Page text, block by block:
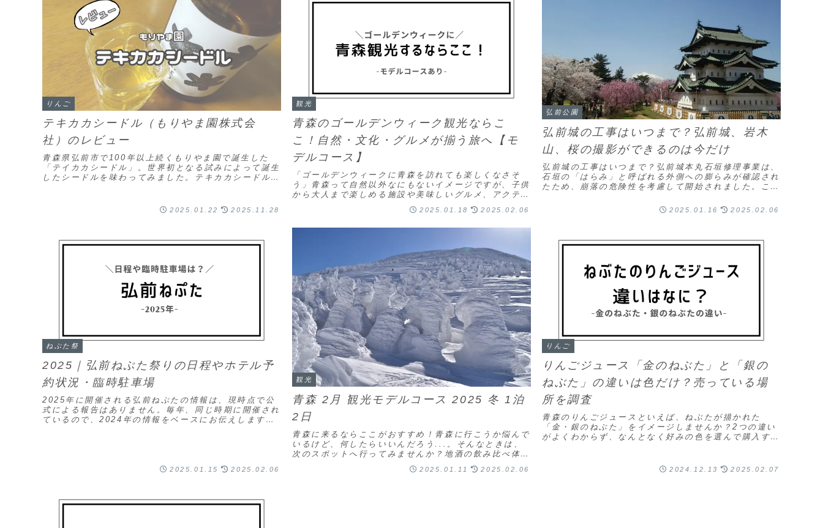
りんご
テキカカシードル（もりやま園株式会
社）のレビュー
青森県弘前市で100年以上続くもりやま園で誕生した
「テイカカシードル」。世界初となる試みによって誕生
したシードルを味わってみました。テキカカシードルと
2025.01.22 2025.11.28
観光
青森のゴールデンウィーク観光ならこ
こ！自然・文化・グルメが揃う旅へ【モ
デルコース】
「ゴールデンウィークに青森を訪れても楽しくなさそ
う」青森って自然以外なにもないイメージですが、子供
から大人まで楽しめる施設や美味しいグルメ、アクティ
ブ体験などが揃うエリアでもあるんです！今回は、ゴー
2025.01.18 2025.02.06
弘前公園
弘前城の工事はいつまで？弘前城、岩木
山、桜の撮影ができるのは今だけ
弘前城の工事はいつまで？弘前城本丸石垣修理事業は、
石垣の「はらみ」と呼ばれる外側への膨らみが確認され
たため、崩落の危険性を考慮して開始されました。この
2025.01.16 2025.02.06
ねぶた祭
2025｜弘前ねぷた祭りの日程やホテル予
約状況・臨時駐車場
2025年に開催される弘前ねぷたの情報は、現時点で公
式による報告はありません。毎年、同じ時期に開催され
ているので、2024年の情報をベースにお伝えします。
2025.01.15 2025.02.06
観光
青森 2月 観光モデルコース 2025 冬 1泊
2日
青森に来るならここがおすすめ！青森に行こうか悩んで
いるけど、何したらいいんだろう...。そんなときは、
次のスポットへ行ってみませんか？地酒の飲み比べ体の
芯から凍るように寒い青森の冬は、美味しい地酒で
2025.01.11 2025.02.06
りんご
りんごジュース「金のねぶた」と「銀の
ねぶた」の違いは色だけ？売っている場
所を調査
青森のりんごジュースといえば、ねぶたが描かれた
「金・銀のねぶた」をイメージしませんか？2つの違い
がよくわからず、なんとなく好みの色を選んで購入する
2024.12.13 2025.02.07